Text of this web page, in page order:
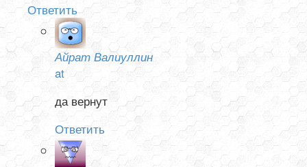
Ответить
Айрат Валиуллин
at
да вернут
Ответить